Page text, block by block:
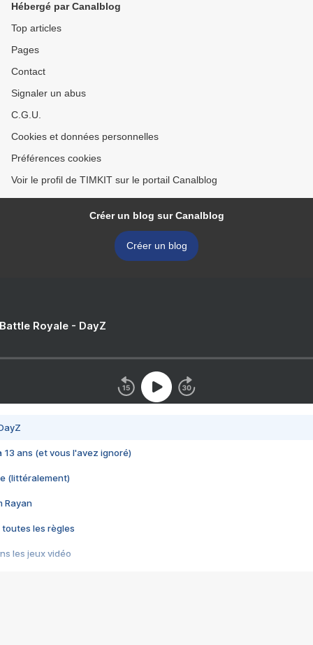
Hébergé par Canalblog
Top articles
Pages
Contact
Signaler un abus
C.G.U.
Cookies et données personnelles
Préférences cookies
Voir le profil de TIMKIT sur le portail Canalblog
Créer un blog sur Canalblog
Créer un blog
Royale - DayZ
13 ans (et vous l'avez ignoré)
(littéralement)
Rayan
toutes les règles
les jeux vidéo